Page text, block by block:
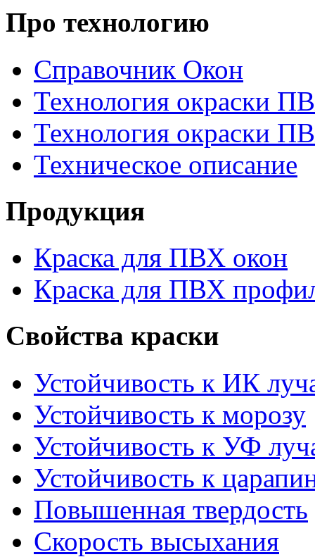
Про технологию
Справочник Окон
Технология окраски
Технология окраски
Техническое описание
Продукция
Краска для ПВХ окон
Краска для ПВХ
Свойства краски
Устойчивость к ИК
Устойчивость к морозу
Устойчивость к УФ
Устойчивость к
Повышенная твердость
Скорость высыхания